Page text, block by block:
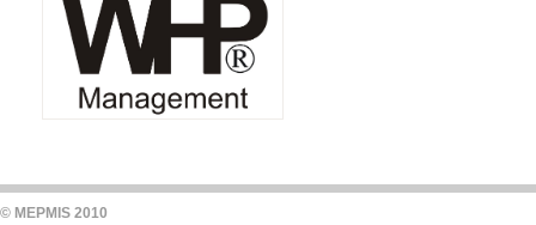
© MEPMIS 2010